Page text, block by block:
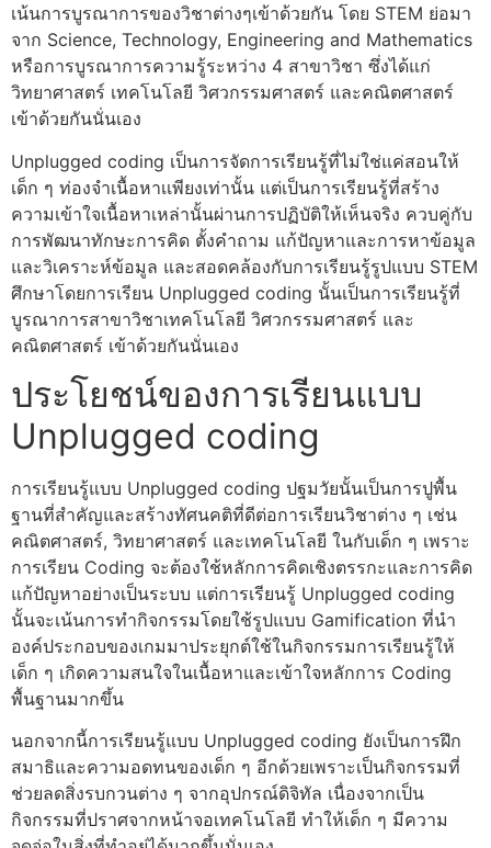
เน้นการบูรณาการของวิชาต่างๆเข้าด้วยกัน โดย STEM ย่อมา
จาก Science, Technology, Engineering and Mathematics
หรือการบูรณาการความรู้ระหว่าง 4 สาขาวิชา ซึ่งได้แก่
วิทยาศาสตร์ เทคโนโลยี วิศวกรรมศาสตร์ และคณิตศาสตร์
เข้าด้วยกันนั่นเอง
Unplugged coding เป็นการจัดการเรียนรู้ที่ไม่ใช่แค่สอนให้
เด็ก ๆ ท่องจำเนื้อหาเเพียงเท่านั้น แต่เป็นการเรียนรู้ที่สร้าง
ความเข้าใจเนื้อหาเหล่านั้นผ่านการปฏิบัติให้เห็นจริง ควบคู่กับ
การพัฒนาทักษะการคิด ตั้งคำถาม แก้ปัญหาและการหาข้อมูล
และวิเคราะห์ข้อมูล และสอดคล้องกับการเรียนรู้รูปแบบ STEM
ศึกษาโดยการเรียน Unplugged coding นั้นเป็นการเรียนรู้ที่
บูรณาการสาขาวิชาเทคโนโลยี วิศวกรรมศาสตร์ และ
คณิตศาสตร์ เข้าด้วยกันนั่นเอง
ประโยชน์ของการเรียนแบบ
Unplugged coding
การเรียนรู้แบบ Unplugged coding ปฐมวัยนั้นเป็นการปูพื้น
ฐานที่สำคัญและสร้างทัศนคติที่ดีต่อการเรียนวิชาต่าง ๆ เช่น
คณิตศาสตร์, วิทยาศาสตร์ และเทคโนโลยี ในกับเด็ก ๆ เพราะ
การเรียน Coding จะต้องใช้หลักการคิดเชิงตรรกะและการคิด
แก้ปัญหาอย่างเป็นระบบ แต่การเรียนรู้ Unplugged coding
นั้นจะเน้นการทำกิจกรรมโดยใช้รูปแบบ Gamification ที่นำ
องค์ประกอบของเกมมาประยุกต์ใช้ในกิจกรรมการเรียนรู้ให้
เด็ก ๆ เกิดความสนใจในเนื้อหาและเข้าใจหลักการ Coding
พื้นฐานมากขึ้น
นอกจากนี้การเรียนรู้แบบ Unplugged coding ยังเป็นการฝึก
สมาธิและความอดทนของเด็ก ๆ อีกด้วยเพราะเป็นกิจกรรมที่
ช่วยลดสิ่งรบกวนต่าง ๆ จากอุปกรณ์ดิจิทัล เนื่องจากเป็น
กิจกรรมที่ปราศจากหน้าจอเทคโนโลยี ทำให้เด็ก ๆ มีความ